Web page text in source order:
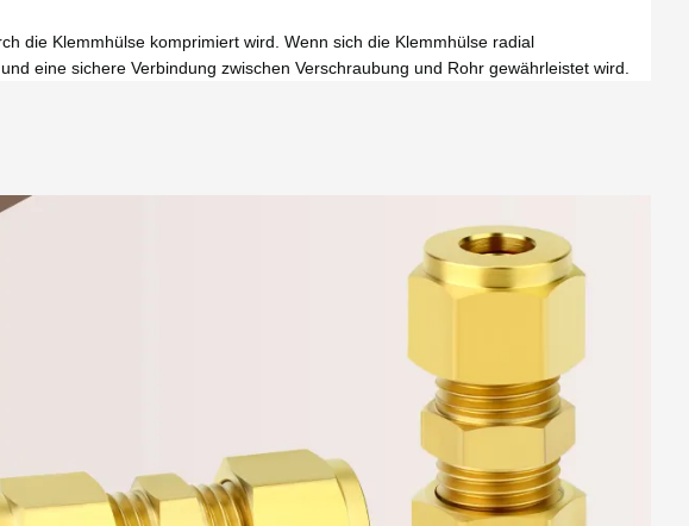
die Klemmhülse komprimiert wird. Wenn sich die Klemmhülse radial
eine sichere Verbindung zwischen Verschraubung und Rohr gewährleistet wird.